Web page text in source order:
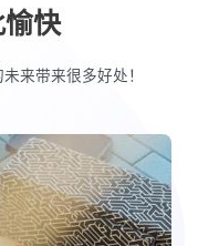
快
来带来很多好处！